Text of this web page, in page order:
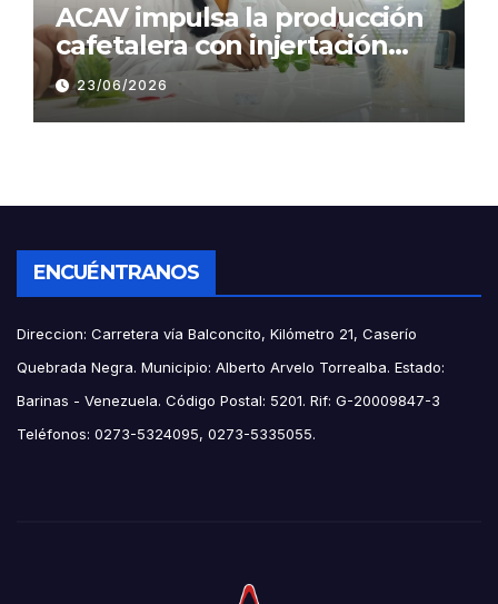
ACAV impulsa la producción
cafetalera con injertación
hipocotiledonaria
23/06/2026
ENCUÉNTRANOS
Direccion: Carretera vía Balconcito, Kilómetro 21, Caserío
Quebrada Negra. Municipio: Alberto Arvelo Torrealba. Estado:
Barinas - Venezuela. Código Postal: 5201. Rif: G-20009847-3
Teléfonos: 0273-5324095, 0273-5335055.